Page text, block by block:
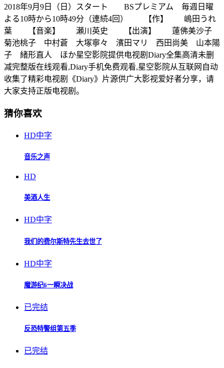
2018年9月9日（日）スタート BSプレミアム 毎週日曜
よる10時から10時49分（連続4回） 【作】 嶋田うれ
葉 【音楽】 瀬川英史 【出演】 蓮佛美沙子
菊池桃子 中村蒼 大塚寧々 濱田マリ 西田尚美 山本陽
子 緒形直人 ほか星空影院提供电视剧Diary全集高清未删
减完整版在线观看,Diary手机免费观看,星空影院从互联网自动
收集了精彩电视剧《Diary》片源供广大影视爱好者分享，请
大家支持正版电视剧。
猜你喜欢
HD中字
音乐之声
HD
美酒人生
HD中字
我们的费尔斯特先生去世了
HD中字
魔游纪6一瞬决战
已完结
反恐特警组第五季
已完结